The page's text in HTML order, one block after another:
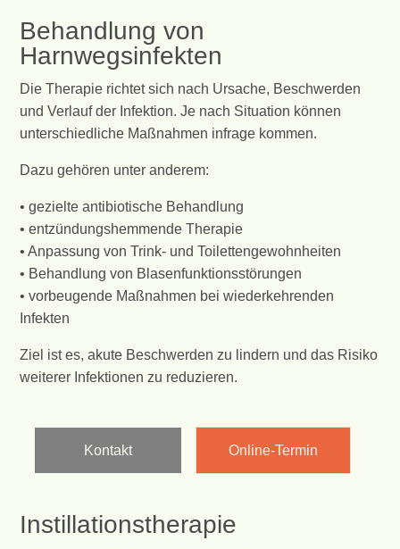
Behandlung von
Harnwegsinfekten
Die Therapie richtet sich nach Ursache, Beschwerden
und Verlauf der Infektion. Je nach Situation können
unterschiedliche Maßnahmen infrage kommen.
Dazu gehören unter anderem:
• gezielte antibiotische Behandlung
• entzündungshemmende Therapie
• Anpassung von Trink- und Toilettengewohnheiten
• Behandlung von Blasenfunktionsstörungen
• vorbeugende Maßnahmen bei wiederkehrenden
Infekten
Ziel ist es, akute Beschwerden zu lindern und das Risiko
weiterer Infektionen zu reduzieren.
Kontakt Online-Termin
Instillationstherapie